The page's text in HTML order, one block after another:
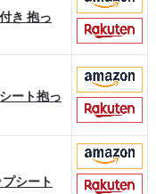
き 抱っ
ート抱っ
シート